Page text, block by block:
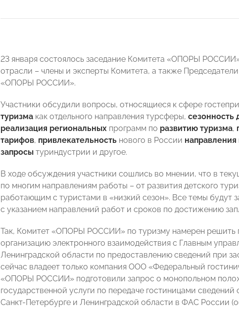
23 января состоялось заседание Комитета «ОПОРЫ
отрасли – члены и эксперты Комитета, а также
«ОПОРЫ РОССИИ».
Участники обсудили вопросы, относящиеся к сфере
туризма как отдельного направления турсферы, сезонность
реализация региональных программ по развитию туризма,
тарифов, привлекательность нового в России направления
запросы туриндустрии и другое.
В ходе обсуждения участники сошлись во мнении, что в
по многим направлениям работы – от развития детского
работающим с туристами в «низкий сезон». Все темы будут
с указанием направлений работ и сроков по достижению
Так, Комитет «ОПОРЫ РОССИИ» по туризму намерен решить
организацию электронного взаимодействия с Главным
Ленинградской области по предоставлению сведений при
сейчас владеет только компания ООО «Федеральный
«ОПОРЫ РОССИИ» подготовили запрос о монопольном
государственной услуги по передаче гостиницами
Санкт-Петербурге и Ленинградской области в ФАС России